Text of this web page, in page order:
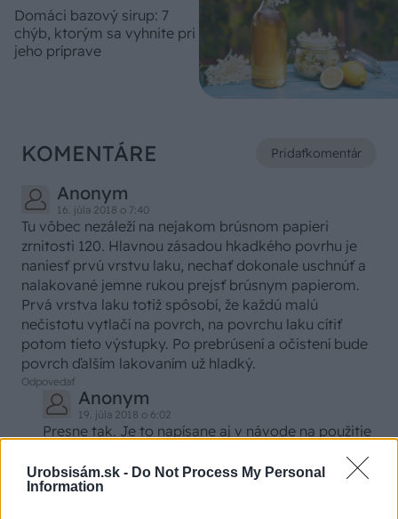
Urobsisám.sk - Do Not Process My Personal
Information
Domáci bazový sirup: 7
chýb, ktorým sa vyhnite pri
jeho príprave
KOMENTÁRE Pridaťkomentár
Anonym
16. júla 2018 o 7:40
Tu vôbec nezáleží na nejakom brúsnom papieri
zrnitosti 120. Hlavnou zásadou hkadkého povrhu je
naniesť prvú vrstvu laku, nechať dokonale uschnúť a
nalakované jemne rukou prejsť brúsnym papierom.
Prvá vrstva laku totiž spôsobí, že každú malú
nečistotu vytlačí na povrch, na povrchu laku cítiť
potom tieto výstupky. Po prebrúsení a očistení bude
povrch ďalším lakovaním už hladký.
Odpovedať
Anonym
19. júla 2018 o 6:02
Presne tak. Je to napísane aj v návode na použitie
Odpovedať